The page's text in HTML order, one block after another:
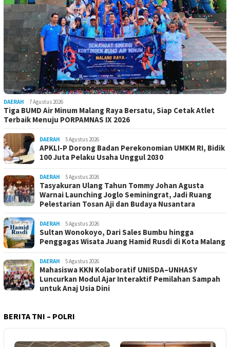
DAERAH 7 Agustus 2026
Tiga BUMD Air Minum Malang Raya Bersatu, Siap Cetak Atlet
Terbaik Menuju PORPAMNAS IX 2026
DAERAH 5 Agustus 2026
APKLI-P Dorong Badan Perekonomian UMKM RI, Bidik
100 Juta Pelaku Usaha Unggul 2030
DAERAH 5 Agustus 2026
Tasyakuran Ulang Tahun Tommy Johan Agusta
Warnai Launching Joglo Seminingrat, Jadi Ruang
Pelestarian Tosan Aji dan Budaya Nusantara
DAERAH 5 Agustus 2026
Sultan Wonokoyo, Dari Sales Bumbu hingga
Penggagas Wisata Juang Hamid Rusdi di Kota Malang
DAERAH 5 Agustus 2026
Mahasiswa KKN Kolaboratif UNISDA–UNHASY
Luncurkan Modul Ajar Interaktif Pemilahan Sampah
untuk Anaj Usia Dini
BERITA TNI – POLRI